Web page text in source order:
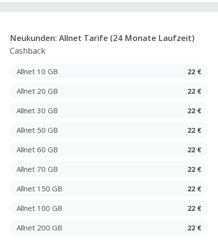
Neukunden: Allnet Tarife (24 Monate Laufzeit)
Cashback
Allnet 10 GB 22 €
Allnet 20 GB 22 €
Allnet 30 GB 22 €
Allnet 50 GB 22 €
Allnet 60 GB 22 €
Allnet 70 GB 22 €
Allnet 150 GB 22 €
Allnet 100 GB 22 €
Allnet 200 GB 22 €